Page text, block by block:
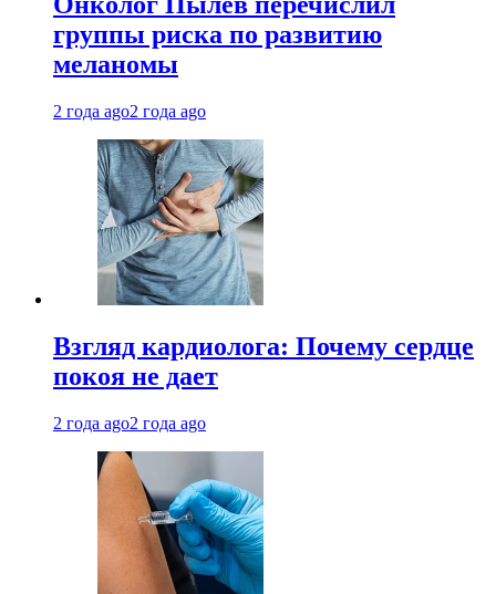
группы риска по развитию
меланомы
2 года ago2 года ago
Взгляд кардиолога: Почему сердце
покоя не дает
2 года ago2 года ago